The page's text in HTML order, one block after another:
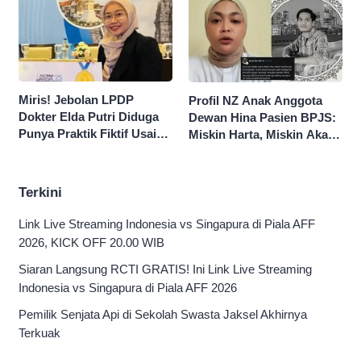
Miris! Jebolan LPDP
Dokter Elda Putri Diduga
Punya Praktik Fiktif Usai
Profil NZ Anak Anggota
Dewan Hina Pasien BPJS:
Miskin Harta, Miskin Akal
Terkini
Link Live Streaming Indonesia vs Singapura di Piala AFF
2026, KICK OFF 20.00 WIB
Siaran Langsung RCTI GRATIS! Ini Link Live Streaming
Indonesia vs Singapura di Piala AFF 2026
Pemilik Senjata Api di Sekolah Swasta Jaksel Akhirnya
Terkuak